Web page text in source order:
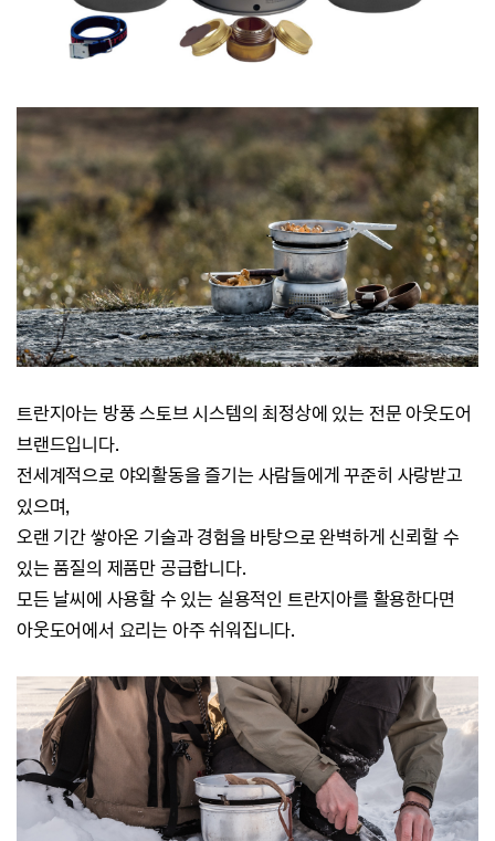
트란지아는 방풍 스토브 시스템의 최정상에 있는 전문 아웃도어
브랜드입니다.
전세계적으로 야외활동을 즐기는 사람들에게 꾸준히 사랑받고
있으며,
오랜 기간 쌓아온 기술과 경험을 바탕으로완벽하게 신뢰할 수
있는 품질의 제품만 공급합니다.
모든 날씨에 사용할 수 있는 실용적인 트란지아를 활용한다면
아웃도어에서 요리는 아주 쉬워집니다.